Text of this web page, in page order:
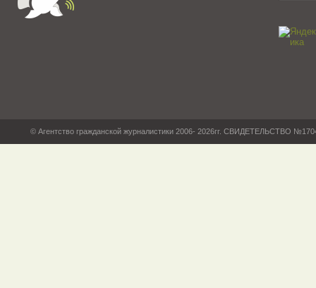
© Агентство гражданской журналистики 2006- 2026гг. СВИДЕТЕЛЬСТВО